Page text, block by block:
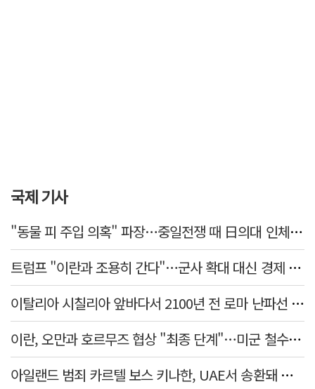
국제 기사
"동물 피 주입 의혹" 파장…중일전쟁 때 日의대 인체 실험
트럼프 "이란과 조용히 간다"…군사 확대 대신 경제 압박 유지
이탈리아 시칠리아 앞바다서 2100년 전 로마 난파선 발견…암포라 수백 점 원형 보존
이란, 오만과 호르무즈 협상 "최종 단계"…미군 철수·제재 해제 선행 요구
아일랜드 범죄 카르텔 보스 키나한, UAE서 송환돼 더블린 법정 섰다